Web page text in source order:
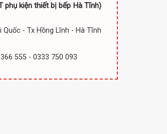
phụ kiện thiết bị bếp Hà Tĩnh)
Quốc - Tx Hồng Lĩnh - Hà Tĩnh
555 - 0333 750 093